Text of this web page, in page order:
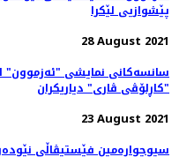
پێشوازیی لێکرا
28 August 2021
سانسه‌کانی نمایشی "ئەزموون"
"کاڕلۆڤی ڤاری" دیاریکران
23 August 2021
سیوچوارەمین فێستیڤاڵی